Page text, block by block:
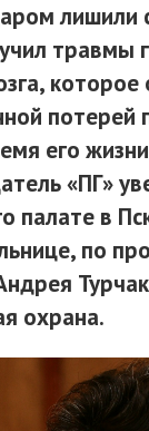
лишили
травмы
которое
потерей
его
«ПГ»
палате в
по
охрана.